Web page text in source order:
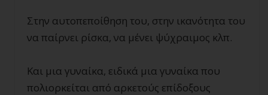
Στην αυτοπεποίθηση του, στην ικανότητα του
να παίρνει ρίσκα, να μένει ψύχραιμος κλπ.
Και μια γυναίκα, ειδικά μια γυναίκα που
πολιορκείται από αρκετούς επίδοξους